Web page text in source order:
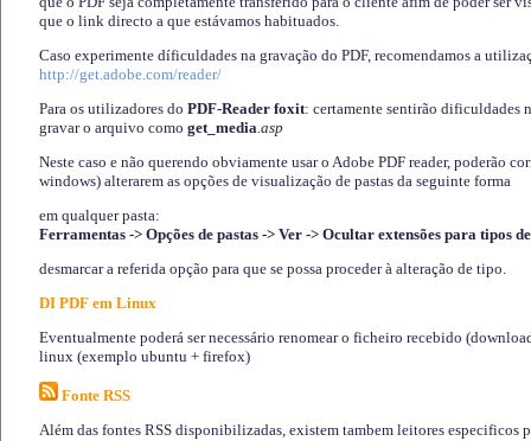
que o link directo a que estávamos habituados.
Caso experimente díficuldades na gravação do PDF, recomendamos a
http://get.adobe.com/reader/
Para os utilizadores do PDF-Reader foxit: certamente sentirão dificuldades
gravar o arquivo como get_media.asp
Neste caso e não querendo obviamente usar o Adobe PDF reader, poderão
windows) alterarem as opções de visualização de pastas da seguinte forma
em qualquer pasta:
Ferramentas -> Opções de pastas -> Ver -> Ocultar extensões para tipos
desmarcar a referida opção para que se possa proceder à alteração de tipo.
DI PDF em Linux
Eventualmente poderá ser necessário renomear o ficheiro recebido
linux (exemplo ubuntu + firefox)
Fonte RSS
Além das fontes RSS disponibilizadas, existem tambem leitores especificos